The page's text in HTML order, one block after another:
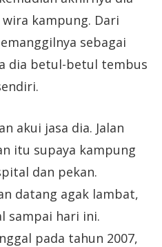
kampung. Dari
sebagai
dia betul-betul tembus
akui jasa dia. Jalan
itu supaya kampung
dan pekan.
datang agak lambat,
sampai hari ini.
pada tahun 2007,